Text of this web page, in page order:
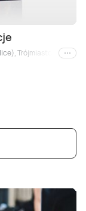
Trójmiasto
i inne